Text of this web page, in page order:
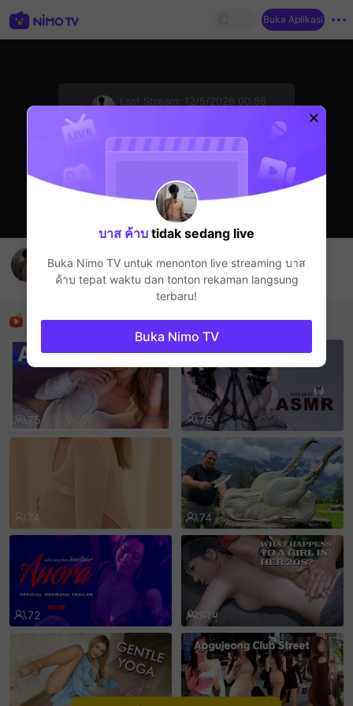
Buka Aplikasi
Last Stream:
12/5/2026 00.56
บาส ค้าบ
Live Show
Rekomendasi
75 75
74 74
72 71
บาส ค้าบ tidak sedang live
Buka Nimo TV untuk menonton live streaming บาส
ค้าบ tepat waktu dan tonton rekaman langsung
terbaru!
Buka Nimo TV
sentinelEnd